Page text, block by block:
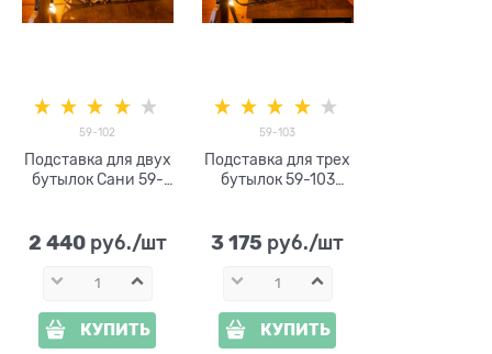
59-102
Подставка для двух
бутылок Сани 59-
2 440 руб./шт
КУПИТЬ
59-103
Подставка для трех
бутылок 59-103
3 175 руб./шт
КУПИТЬ